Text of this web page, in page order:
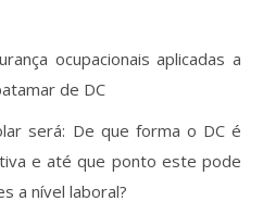
ocupacionais aplicadas a
de DC
será: De que forma o DC é
e até que ponto este pode
a nível laboral?